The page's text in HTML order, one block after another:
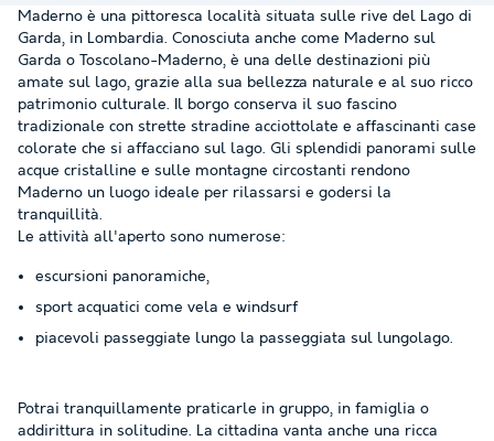
Maderno è una pittoresca località situata sulle rive del Lago di
Garda, in Lombardia. Conosciuta anche come Maderno sul
Garda o Toscolano-Maderno, è una delle destinazioni più
amate sul lago, grazie alla sua bellezza naturale e al suo ricco
patrimonio culturale. Il borgo conserva il suo fascino
tradizionale con strette stradine acciottolate e affascinanti case
colorate che si affacciano sul lago. Gli splendidi panorami sulle
acque cristalline e sulle montagne circostanti rendono
Maderno un luogo ideale per rilassarsi e godersi la
tranquillità.
Le attività all'aperto sono numerose:
escursioni panoramiche,
sport acquatici come vela e windsurf
piacevoli passeggiate lungo la passeggiata sul lungolago.
Potrai tranquillamente praticarle in gruppo, in famiglia o
addirittura in solitudine. La cittadina vanta anche una ricca